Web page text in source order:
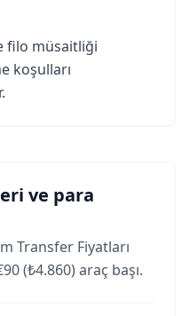
filo müsaitliği
koşulları
ve para
Transfer Fiyatları
(₺4.860) araç başı.